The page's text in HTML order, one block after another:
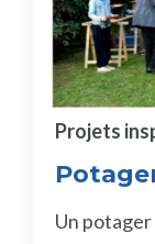
Projets
Un